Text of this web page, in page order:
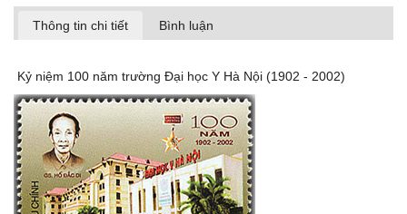
Thông tin chi tiết Bình luận
Kỷ niệm 100 năm trường Đại học Y Hà Nội (1902 - 2002)